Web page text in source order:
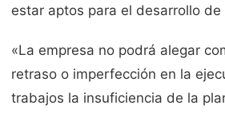
estar aptos para el desarrollo
«La empresa no podrá alegar
retraso o imperfección en la
trabajos la insuficiencia de la